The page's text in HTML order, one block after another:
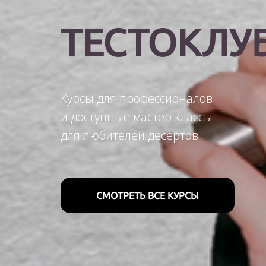
Курсы для профессионалов
и доступные мастер классы
для любителей десертов
СМОТРЕТЬ ВСЕ КУРСЫ